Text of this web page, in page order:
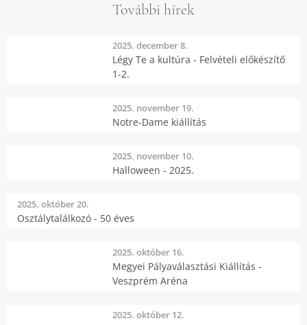
További hírek
2025. december 8.
Légy Te a kultúra - Felvételi előkészítő
1-2.
2025. november 19.
Notre-Dame kiállítás
2025. november 10.
Halloween - 2025.
2025. október 20.
Osztálytalálkozó - 50 éves
2025. október 16.
Megyei Pályaválasztási Kiállítás -
Veszprém Aréna
2025. október 12.